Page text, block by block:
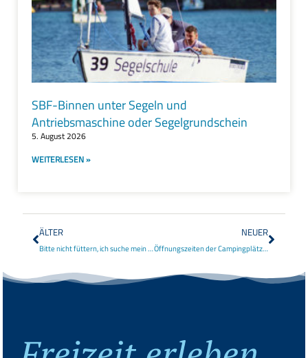
SBF-Binnen unter Segeln und
Antriebsmaschine oder Segelgrundschein
5. August 2026
WEITERLESEN »
ÄLTER
Bitte nicht füttern, ich suche mein Futter selbst.
NEUER
Öffnungszeiten der Campingplätze Winter 2020/2021